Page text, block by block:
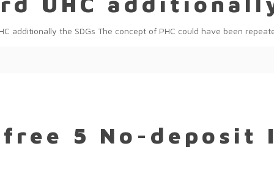
additionally the SDGs The concept of PHC could have been
5 No-deposit